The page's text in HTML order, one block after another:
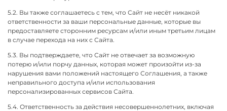
5.2. Вы также соглашаетесь с тем, что Сайт не несёт никакой
ответственности за ваши персональные данные, которые вы
предоставляете сторонним ресурсам и/или иным третьим лицам
в случае перехода на них с Сайта.
5.3. Вы подтверждаете, что Сайт не отвечает за возможную
потерю и/или порчу данных, которая может произойти из-за
нарушения вами положений настоящего Соглашения, а также
неправильного доступа и/или использования
персонализированных сервисов Сайта.
5.4. Ответственность за действия несовершеннолетних, включая